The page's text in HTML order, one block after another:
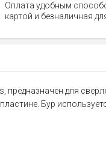
Оплата удобным
картой и безналичная
для
Бур